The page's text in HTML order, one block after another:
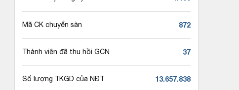
Mã CK chuyển sàn 872
Thành viên đã thu hồi GCN 37
Số lượng TKGD của NĐT 13.657.838